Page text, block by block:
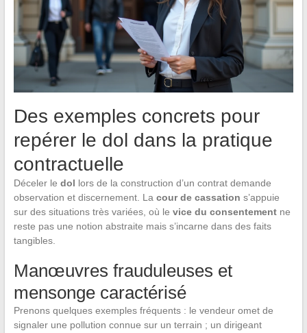
Des exemples concrets pour
repérer le dol dans la pratique
contractuelle
Déceler le dol lors de la construction d’un contrat demande
observation et discernement. La cour de cassation s’appuie
sur des situations très variées, où le vice du consentementne
reste pas une notion abstraite mais s’incarne dans des faits
tangibles.
Manœuvres frauduleuses et
mensonge caractérisé
Prenons quelques exemples fréquents : le vendeur omet de
signaler une pollution connue sur un terrain ; un dirigeant